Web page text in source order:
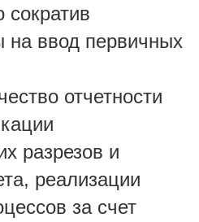
на ввод первичных
отчетности
разрезов и
реализации
за счет